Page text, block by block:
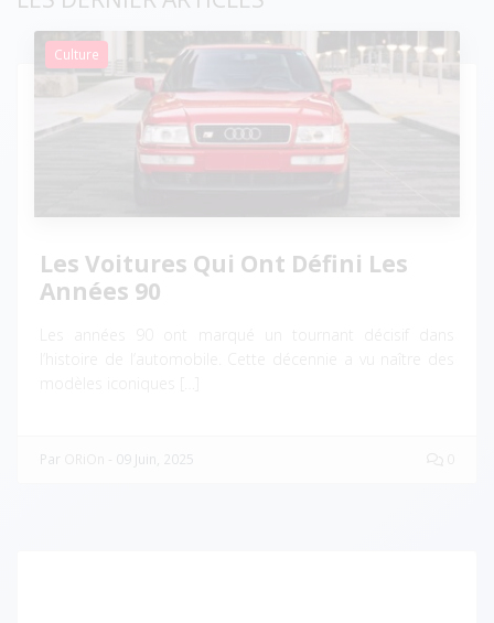
Culture
Les Voitures Qui Ont Défini Les
Années 90
Par - 09 Juin, 2025